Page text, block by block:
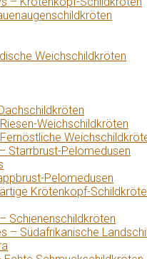
Weichschildkröten
Weichschildkröten
Starrbrust-Pelomedusen
Pelomedusen
Krötenkopf-
Schienenschildkröten
– Südafrikanische